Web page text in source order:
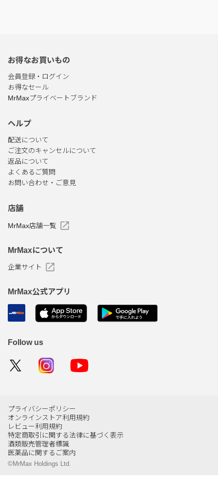
お得なお買いもの
会員登録・ログイン
お得なセール
MrMaxプライベートブランド
ヘルプ
配送について
ご注文のキャンセルについて
返品について
よくあるご質問
お問い合わせ・ご意見
店舗
MrMax店舗一覧
MrMaxについて
企業サイト
MrMax公式アプリ
Follow us
プライバシーポリシー
オンラインストア利用規約
レビュー利用規約
特定商取引に関する法律に基づく表示
酒類販売管理者標識
医薬品に関するご案内
©MrMax Holdings Ltd.